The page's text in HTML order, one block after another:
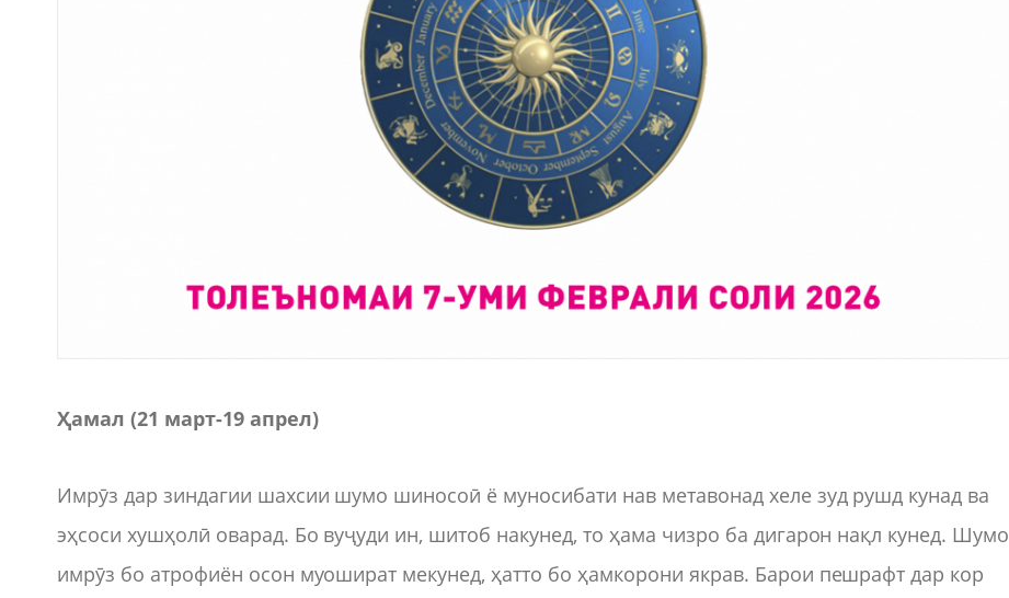
Ҳамал (21 март-19 апрел)
Имрӯз дар зиндагии шахсии шумо шиносоӣ ё муносибати нав метавонад хеле зуд рушд кунад ва
эҳсоси хушҳолӣ оварад. Бо вуҷуди ин, шитоб накунед, то ҳама чизро ба дигарон нақл кунед. Шумо
имрӯз бо атрофиён осон муошират мекунед, ҳатто бо ҳамкорони якрав. Барои пешрафт дар кор